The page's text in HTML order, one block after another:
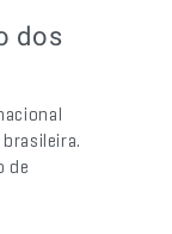
dos
de